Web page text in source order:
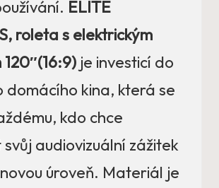
ELITE
roleta s elektrickým
je investicí do
domácího kina, která se
kdo chce
svůj audiovizuální zážitek
úroveň. Materiál je